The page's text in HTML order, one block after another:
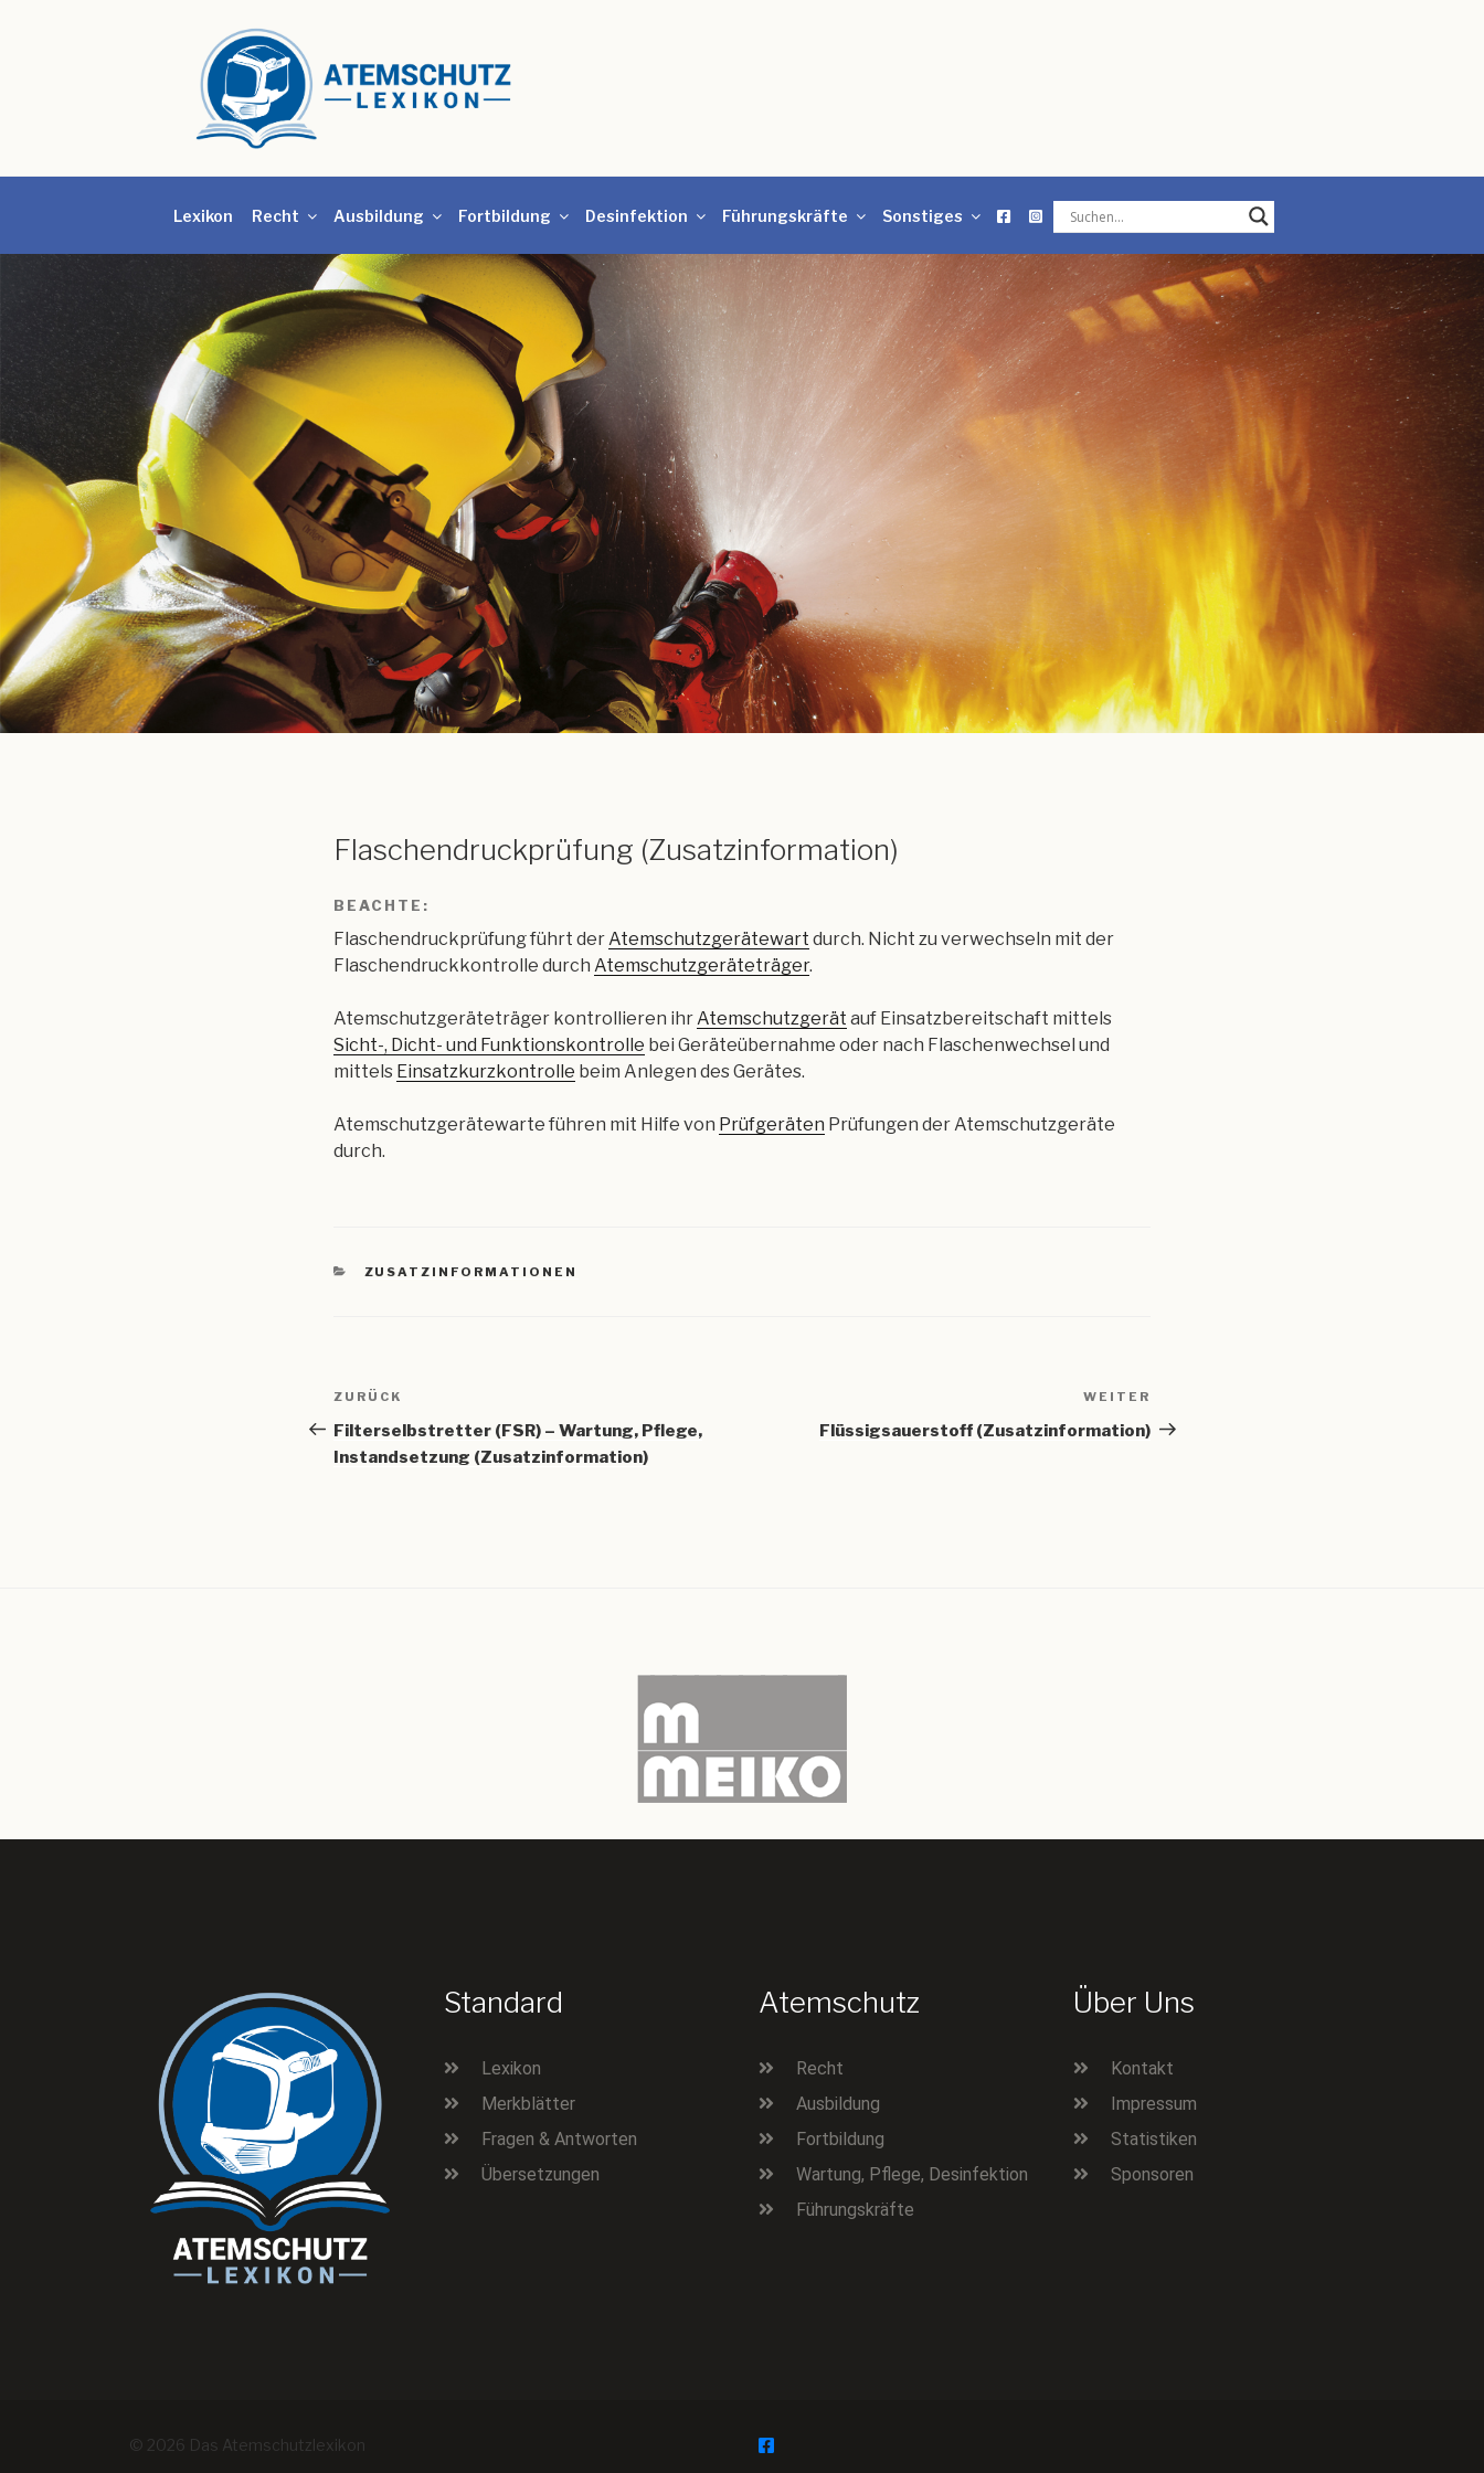
Lexikon Recht Ausbildung Fortbildung Desinfektion Führungskräfte Sonstiges
Flaschendruckprüfung (Zusatzinformation)
BEACHTE:
Flaschendruckprüfung führt der Atemschutzgerätewart durch. Nicht zu verwechseln mit der
Flaschendruckkontrolle durch Atemschutzgeräteträger.
Atemschutzgeräteträger kontrollieren ihr Atemschutzgerät auf Einsatzbereitschaft mittels
Sicht-, Dicht- und Funktionskontrolle bei Geräteübernahme oder nach Flaschenwechsel und
mittels Einsatzkurzkontrolle beim Anlegen des Gerätes.
Atemschutzgerätewarte führen mit Hilfe von Prüfgeräten Prüfungen der Atemschutzgeräte
durch.
KATEGORIEN
ZUSATZINFORMATIONEN
Beitragsnavigation
Vorheriger
Beitrag
ZURÜCK
Filterselbstretter (FSR) – Wartung, Pflege,
Instandsetzung (Zusatzinformation)
Beitrag
WEITER
Flüssigsauerstoff (Zusatzinformation)
Standard
Lexikon
Merkblätter
Fragen & Antworten
Übersetzungen
Atemschutz
Recht
Ausbildung
Fortbildung
Wartung, Pflege, Desinfektion
Führungskräfte
Über Uns
Kontakt
Impressum
Statistiken
Sponsoren
© 2026 Das Atemschutzlexikon